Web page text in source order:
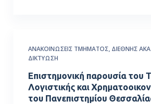
ΑΝΑΚΟΙΝΏΣΕΙΣ ΤΜΉΜΑΤΟΣ, ΔΙΕΘΝΉΣ
ΔΙΚΤΎΩΣΗ
Επιστημονική παρουσία του
Λογιστικής και
του Πανεπιστημίου